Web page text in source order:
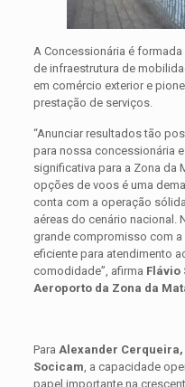
A Concessionária é
de infraestrutura de
em comércio exterior e
prestação de serviços.
“Anunciar resultados tão
para nossa concessionária
significativa para a Zona da
opções de voos é uma
conta com a operação
aéreas do cenário nacional.
grande compromisso com
eficiente para atendimento
comodidade”, afirma Flávio
Aeroporto da Zona da
Para Alexander
Socicam, a capacidade
papel importante na